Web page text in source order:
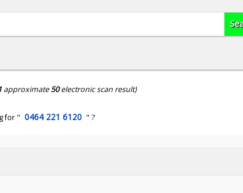
1 approximate50electronic scan result)
for " 0464 221 6120 " ?